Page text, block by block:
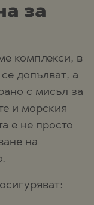
за
комплекси, в
допълват, а
с мисъл за
и морския
е не просто
на